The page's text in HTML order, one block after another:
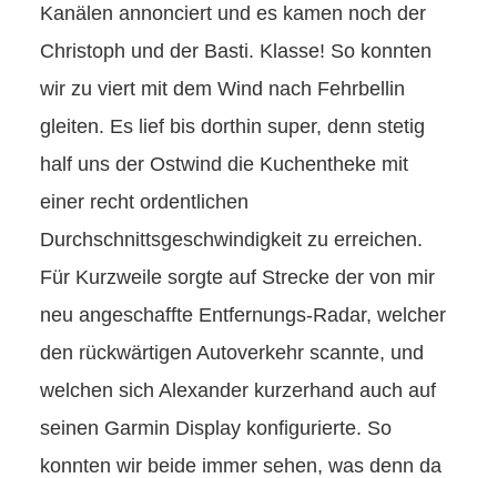
Kanälen annonciert und es kamen noch der
Christoph und der Basti. Klasse! So konnten
wir zu viert mit dem Wind nach Fehrbellin
gleiten. Es lief bis dorthin super, denn stetig
half uns der Ostwind die Kuchentheke mit
einer recht ordentlichen
Durchschnittsgeschwindigkeit zu erreichen.
Für Kurzweile sorgte auf Strecke der von mir
neu angeschaffte Entfernungs-Radar, welcher
den rückwärtigen Autoverkehr scannte, und
welchen sich Alexander kurzerhand auch auf
seinen Garmin Display konfigurierte. So
konnten wir beide immer sehen, was denn da